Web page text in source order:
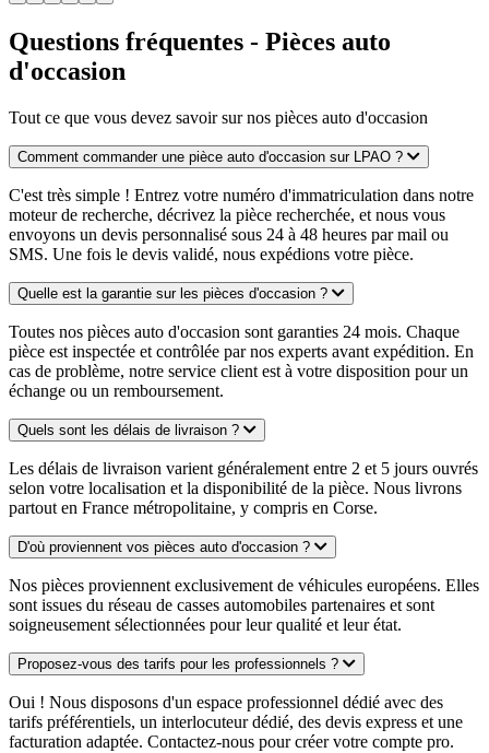
Questions fréquentes - Pièces auto
d'occasion
Tout ce que vous devez savoir sur nos pièces auto d'occasion
Comment commander une pièce auto d'occasion sur LPAO ?
C'est très simple ! Entrez votre numéro d'immatriculation dans notre
moteur de recherche, décrivez la pièce recherchée, et nous vous
envoyons un devis personnalisé sous 24 à 48 heures par mail ou
SMS. Une fois le devis validé, nous expédions votre pièce.
Quelle est la garantie sur les pièces d'occasion ?
Toutes nos pièces auto d'occasion sont garanties 24 mois. Chaque
pièce est inspectée et contrôlée par nos experts avant expédition. En
cas de problème, notre service client est à votre disposition pour un
échange ou un remboursement.
Quels sont les délais de livraison ?
Les délais de livraison varient généralement entre 2 et 5 jours ouvrés
selon votre localisation et la disponibilité de la pièce. Nous livrons
partout en France métropolitaine, y compris en Corse.
D'où proviennent vos pièces auto d'occasion ?
Nos pièces proviennent exclusivement de véhicules européens. Elles
sont issues du réseau de casses automobiles partenaires et sont
soigneusement sélectionnées pour leur qualité et leur état.
Proposez-vous des tarifs pour les professionnels ?
Oui ! Nous disposons d'un espace professionnel dédié avec des
tarifs préférentiels, un interlocuteur dédié, des devis express et une
facturation adaptée. Contactez-nous pour créer votre compte pro.